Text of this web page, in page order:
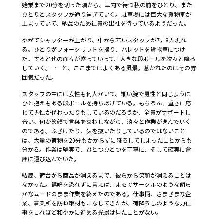
始業まで20分を切った頃から、車内で待つ私の前をひとり、また
ひとりとスタッフが通り過ぎていく。駐車場には巨大な貨物車が
止まっていて、納品のため社員の出社を待っているようだった。
やがてシャッターが上がり、中から若いスタッフが7，8人現れ
る。ひとりがフォークリフトを操り、パレットを貨物車につけ
た。すると他の面々が寄っていって、大きな段ボールを次々と降ろ
していく。……と、ここまではよくある風景。惹かれたのはその雰
囲気だった。
スタッフの中には女性も何人かいて、細い腕で男性と同じように
ひと抱えもある段ボールを持ちあげている。もちろん、重さに応
じて男性が代わったりもしているのだろうが、全員がサポートし
合い、何か笑顔で言葉を交わしながら、淡々と作業が進んでいく
のである。ふざけたり、気を抜いたりしているのではないこと
は、大量の荷物を20分もかからずに降ろしてしまったことからも
分かる。作業は堅実で、ひとつひとつを丁寧に、そして確実に倉
庫に運び込んでいた。
結局、荷台から商品が消えるまで、彼らから笑顔が消えることは
なかった。誤解を恐れずに言えば、まるでサークルのような朗ら
かなムードのまま作業を終えたのである。仕事柄、さまざまな企
業、事業所を訪ね取材もこなしてきたが、荷降ろしのような力仕
事をこれほど和やかに進める光景は見たことがない。